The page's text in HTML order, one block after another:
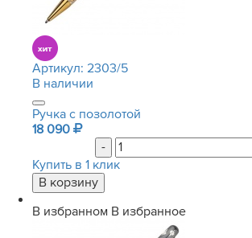
Артикул: 2303/5
В наличии
Ручка с позолотой
18 090
-
Купить в 1 клик
В избранном В избранное